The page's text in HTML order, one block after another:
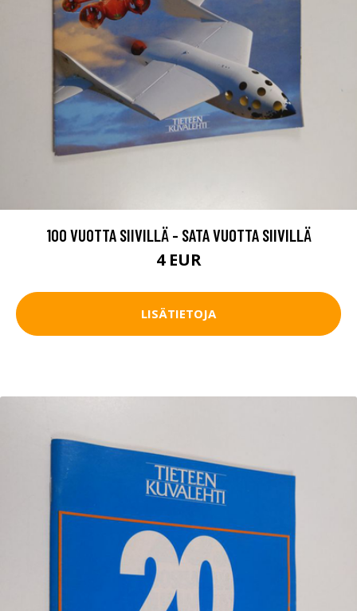
100 VUOTTA SIIVILLÄ - SATA VUOTTA SIIVILLÄ
4 EUR
LISÄTIETOJA